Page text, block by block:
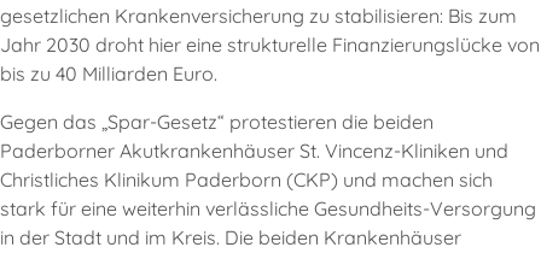
gesetzlichen Krankenversicherung zu stabilisieren: Bis zum
Jahr 2030 droht hier eine strukturelle Finanzierungslücke von
bis zu 40 Milliarden Euro.
Gegen das „Spar-Gesetz“ protestieren die beiden
Paderborner Akutkrankenhäuser St. Vincenz-Kliniken und
Christliches Klinikum Paderborn (CKP) und machen sich
stark für eine weiterhin verlässliche Gesundheits-Versorgung
in der Stadt und im Kreis. Die beiden Krankenhäuser